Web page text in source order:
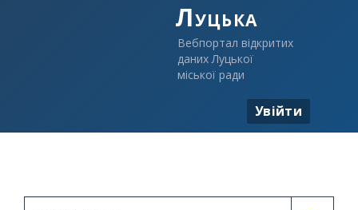
Луцька
Вебпортал відкритих
даних Луцької
міської ради
Увійти